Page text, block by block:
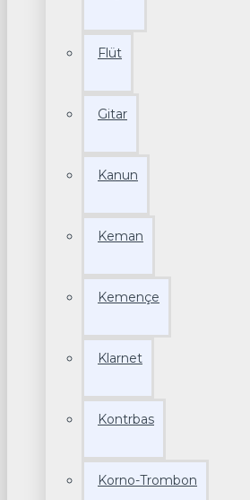
Flüt
Gitar
Kanun
Keman
Kemençe
Klarnet
Kontrbas
Korno-Trombon